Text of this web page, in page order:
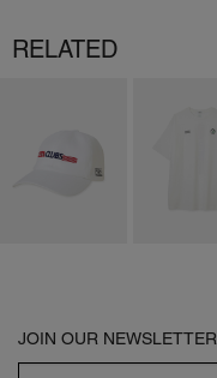
RELATED
JOIN OUR NEWSLETTER